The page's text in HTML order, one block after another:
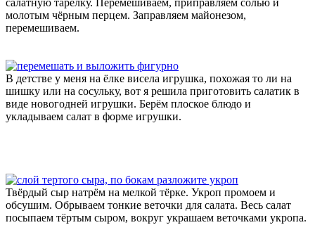
молотым чёрным перцем. Заправляем майонезом,
перемешиваем.
В детстве у меня на ёлке висела игрушка, похожая то ли на
шишку или на сосульку, вот я решила приготовить салатик в
виде новогодней игрушки. Берём плоское блюдо и
укладываем салат в форме игрушки.
Твёрдый сыр натрём на мелкой тёрке. Укроп промоем и
обсушим. Обрываем тонкие веточки для салата. Весь салат
посыпаем тёртым сыром, вокруг украшаем веточками укропа.